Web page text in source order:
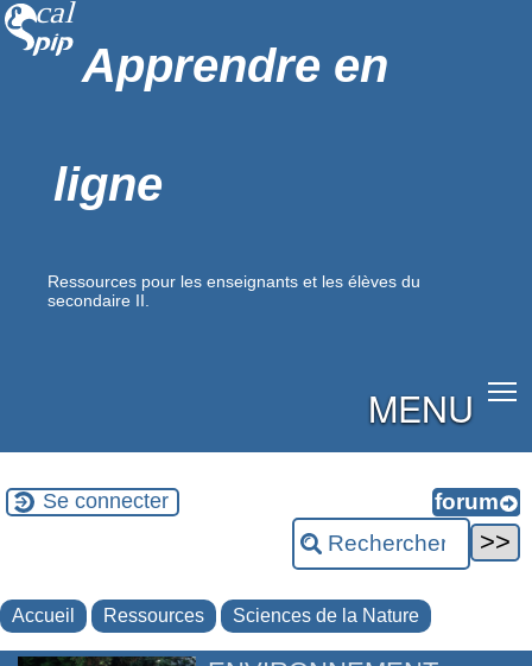
Apprendre en
ligne
Ressources pour les enseignants et les élèves du
secondaire II.
MENU
Se connecter
Accueil Ressources Sciences de la Nature